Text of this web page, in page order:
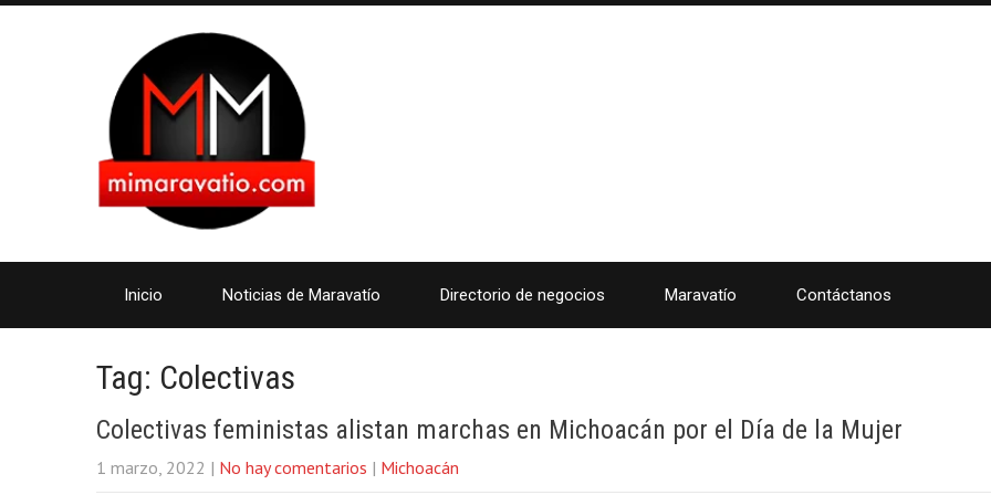
Inicio Noticias de Maravatío Directorio de negocios Maravatío Contáctanos
Tag: Colectivas
Colectivas feministas alistan marchas en Michoacán por el Día de la Mujer
1 marzo, 2022 | No hay comentarios | Michoacán